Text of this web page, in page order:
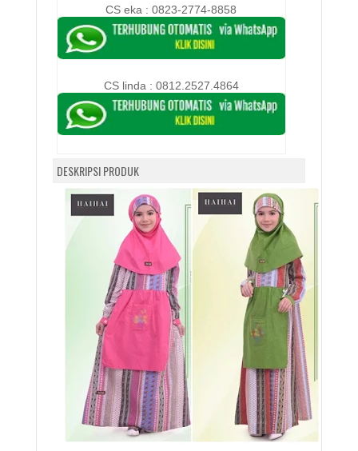
CS eka : 0823-2774-8858
CS linda : 0812.2527.4864
DESKRIPSI PRODUK